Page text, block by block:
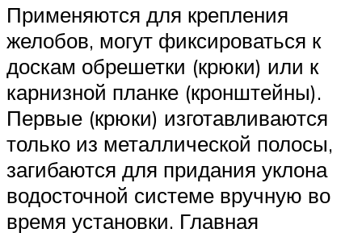
Применяются для крепления
желобов, могут фиксироваться к
доскам обрешетки (крюки) или к
карнизной планке (кронштейны).
Первые (крюки) изготавливаются
только из металлической полосы,
загибаются для придания уклона
водосточной системе вручную во
время установки. Главная